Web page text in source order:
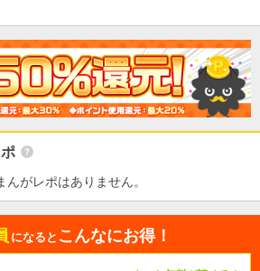
んがレポはありません。
になると こんなにお得！